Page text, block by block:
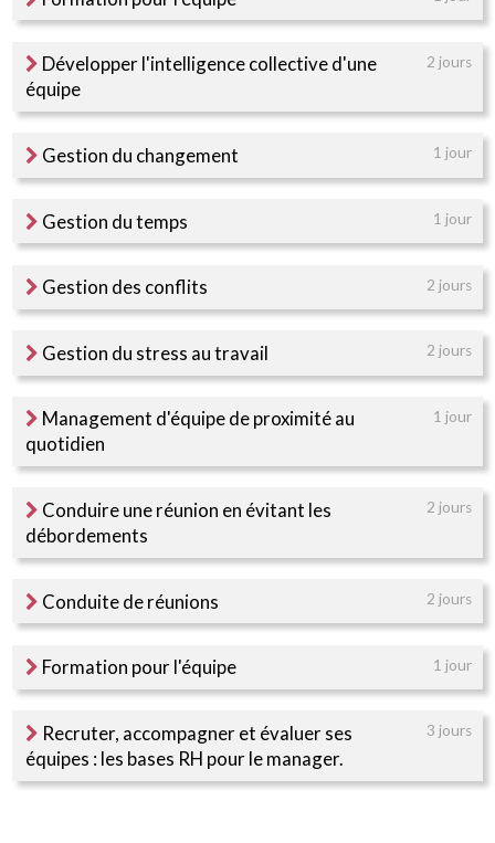
Développer l'intelligence collective d'une
équipe
2 jours
Gestion du changement 1 jour
Gestion du temps 1 jour
Gestion des conflits 2 jours
Gestion du stress au travail 2 jours
Management d'équipe de proximité au
quotidien
1 jour
Conduire une réunion en évitant les
débordements
2 jours
Conduite de réunions 2 jours
Formation pour l'équipe 1 jour
Recruter, accompagner et évaluer ses
équipes : les bases RH pour le manager.
3 jours